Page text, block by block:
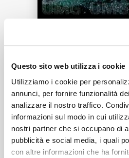
Questo sito web utilizza i cookie
Utilizziamo i cookie per
annunci, per fornire funzionalità
analizzare il nostro traffico.
informazioni sul modo in cui
nostri partner che si occupano di
pubblicità e social media, i quali
con altre informazioni che ha
1 Water Sky
Library Tapes
Formati disponibili:
CHI